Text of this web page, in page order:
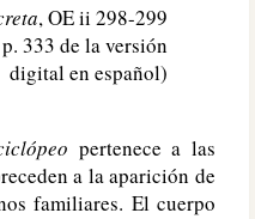
, OE ii 298-299
333 de la versión
digital en español)
pertenece a las
a la aparición de
familiares. El cuerpo